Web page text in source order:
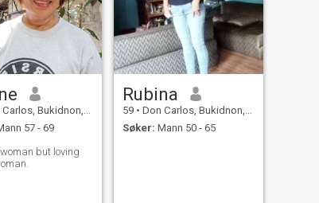
Bukidnon, Filippinene
57 - 69
but loving
Rubina
59 • Don Carlos, Bukidnon, Filippinene
Søker: Mann 50 - 65